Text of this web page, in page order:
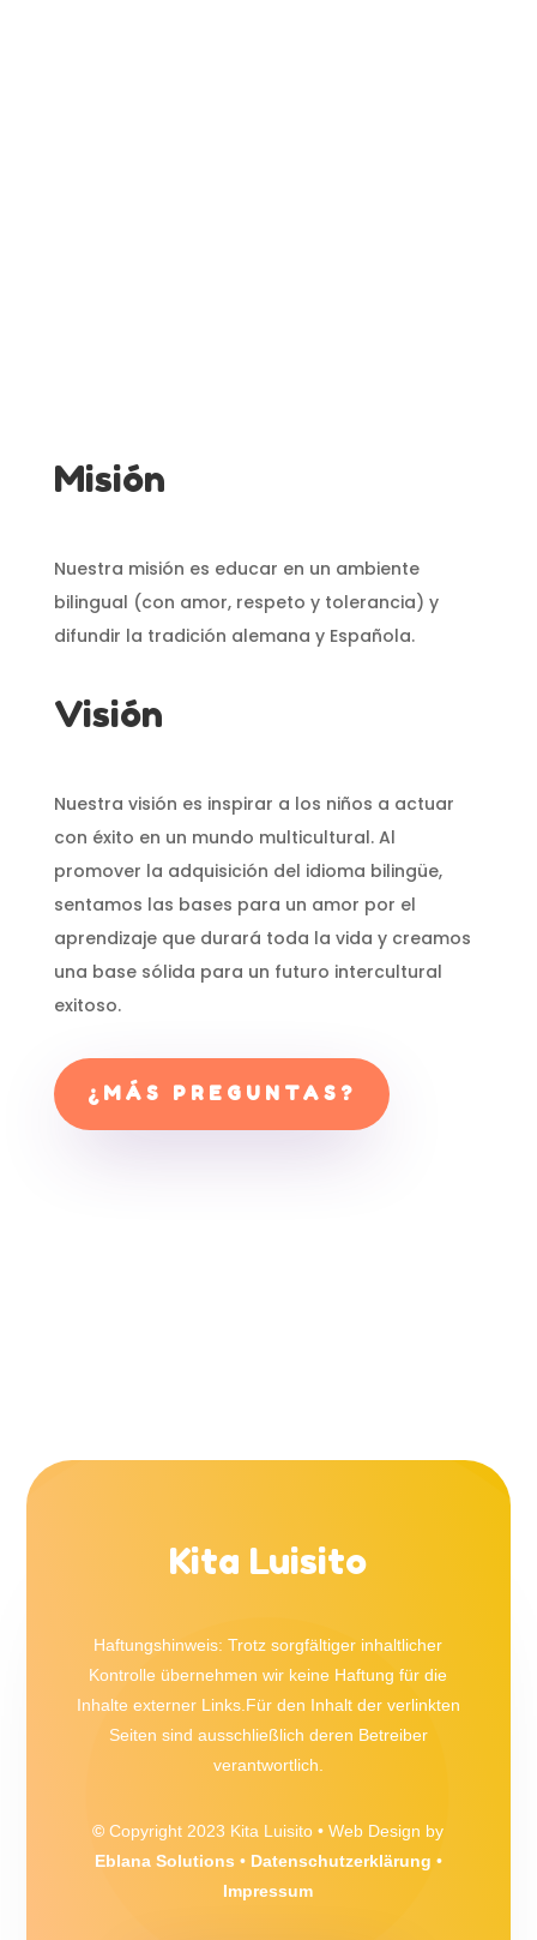
Misión
Nuestra misión es educar en un ambiente
bilingual (con amor, respeto y tolerancia) y
difundir la tradición alemana y Española.
Visión
Nuestra visión es inspirar a los niños a actuar
con éxito en un mundo multicultural. Al
promover la adquisición del idioma bilingüe,
sentamos las bases para un amor por el
aprendizaje que durará toda la vida y creamos
una base sólida para un futuro intercultural
exitoso.
¿MÁS PREGUNTAS?
Kita Luisito
Haftungshinweis: Trotz sorgfältiger inhaltlicher
Kontrolle übernehmen wir keine Haftung für die
Inhalte externer Links.Für den Inhalt der verlinkten
Seiten sind ausschließlich deren Betreiber
verantwortlich.
©Copyright 2023 Kita Luisito • Web Design by
Eblana Solutions • Datenschutzerklärung •
Impressum